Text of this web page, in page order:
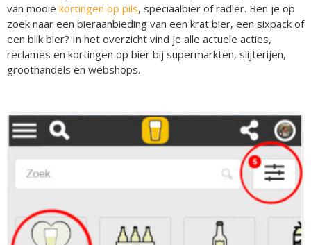
van mooie kortingen op pils, speciaalbier of radler. Ben je op
zoek naar een bieraanbieding van een krat bier, een sixpack of
een blik bier? In het overzicht vind je alle actuele acties,
reclames en kortingen op bier bij supermarkten, slijterijen,
groothandels en webshops.